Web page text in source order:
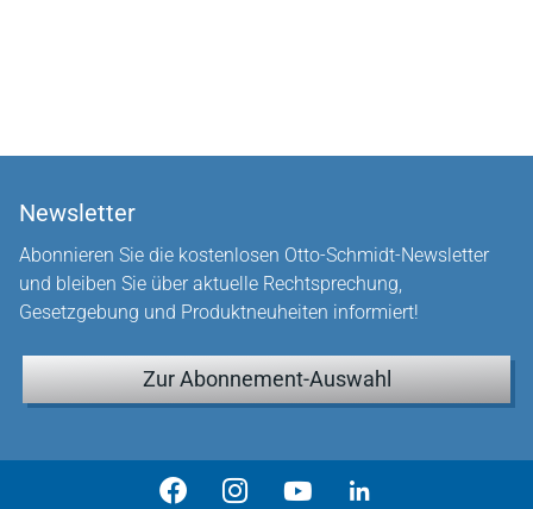
Newsletter
Abonnieren Sie die kostenlosen Otto-Schmidt-Newsletter
und bleiben Sie über aktuelle Rechtsprechung,
Gesetzgebung und Produktneuheiten informiert!
Zur Abonnement-Auswahl